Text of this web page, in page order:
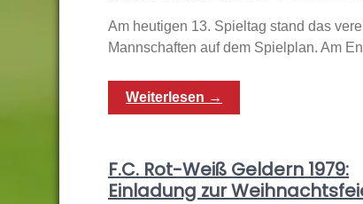
Am heutigen 13. Spieltag stand das
Mannschaften auf dem Spielplan. Am
Weiterlesen →
F.C. Rot-Weiß Geldern 1979:
Einladung zur